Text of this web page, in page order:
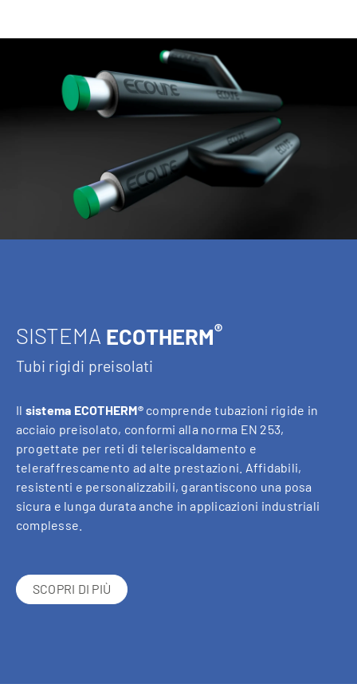
SISTEMA ECOTHERM®
Tubi rigidi preisolati
Il sistema ECOTHERM®comprende tubazioni rigide in
acciaio preisolato, conformi alla norma EN 253,
progettate per reti di teleriscaldamento e
teleraffrescamento ad alte prestazioni. Affidabili,
resistenti e personalizzabili, garantiscono una posa
sicura e lunga durata anche in applicazioni industriali
complesse.
SCOPRI DI PIÙ